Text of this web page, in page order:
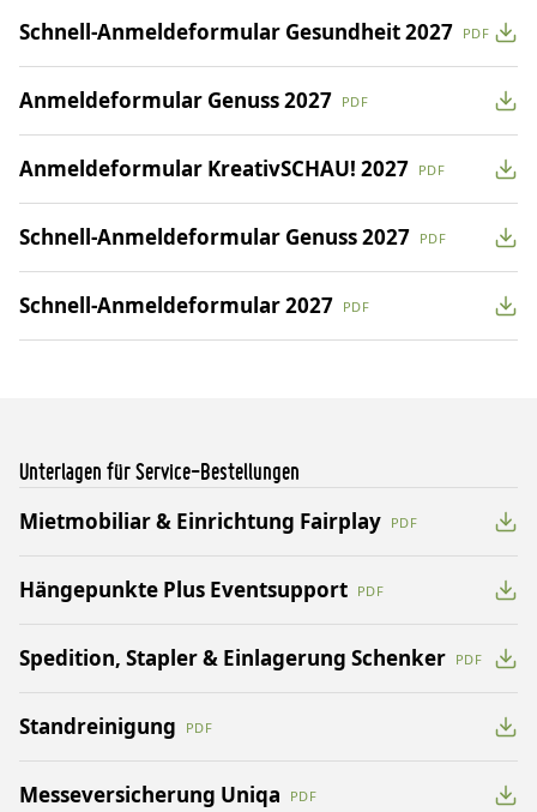
Schnell-Anmeldeformular Gesundheit 2027 PDF
Anmeldeformular Genuss 2027 PDF
Anmeldeformular KreativSCHAU! 2027 PDF
Schnell-Anmeldeformular Genuss 2027 PDF
Schnell-Anmeldeformular 2027 PDF
Unterlagen für Service-Bestellungen
Mietmobiliar & Einrichtung Fairplay PDF
Hängepunkte Plus Eventsupport PDF
Spedition, Stapler & Einlagerung Schenker PDF
Standreinigung PDF
Messeversicherung Uniqa PDF